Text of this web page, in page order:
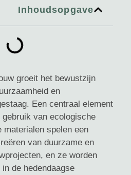
Inhoudsopgave
groeit het bewustzijn
en
Een centraal element
van ecologische
materialen spelen een
van duurzame en
en ze worden
de hedendaagse